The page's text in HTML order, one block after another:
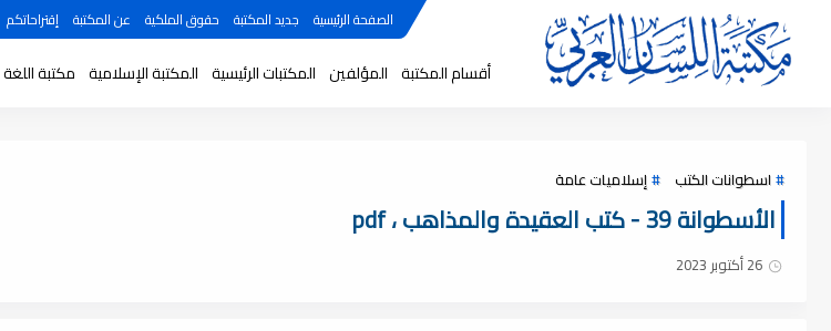
الصفحة الرئيسية جديد المكتبة حقوق الملكية عن المكتبة إقتراحاتكم
أقسام المكتبة المؤلفين المكتبات الرئيسية المكتبة الإسلامية مكتبة اللغة
اسطوانات الكتب إسلاميات عامة
الأسطوانة 39 - كتب العقيدة والمذاهب ، pdf
26 أكتوبر 2023